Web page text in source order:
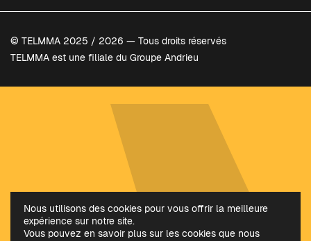
© TELMMA 2025 / 2026 — Tous droits réservés
TELMMA est une filiale du Groupe Andrieu
Nous utilisons des cookies pour vous offrir la meilleure
expérience sur notre site.
Vous pouvez en savoir plus sur les cookies que nous